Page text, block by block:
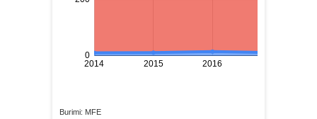
Burimi: MFE